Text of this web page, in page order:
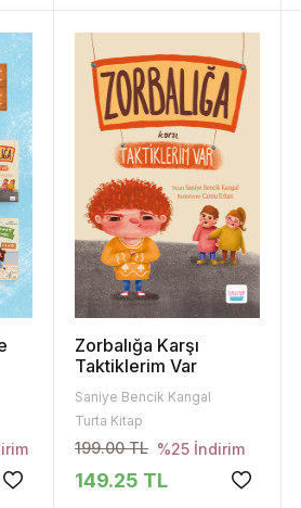
Zorbalığa Karşı
Taktiklerim Var
Saniye Bencik Kangal
Turta Kitap
199.00 TL %25 İndirim
149.25 TL